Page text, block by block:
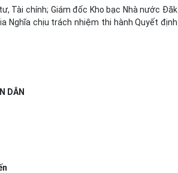
Tài chính; Giám đốc Kho bạc Nhà nước Đăk
Nghĩa chịu trách nhiệm thi hành Quyết định
DÂN